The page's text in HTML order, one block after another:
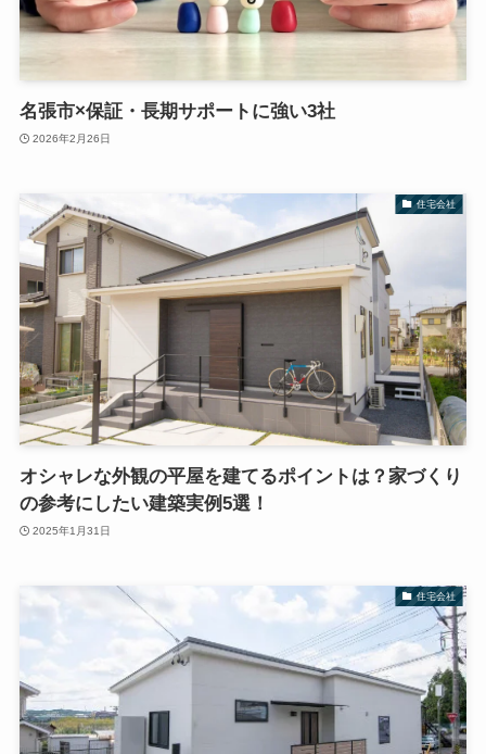
名張市×保証・長期サポートに強い3社
2026年2月26日
住宅会社
オシャレな外観の平屋を建てるポイントは？家づくり
の参考にしたい建築実例5選！
2025年1月31日
住宅会社